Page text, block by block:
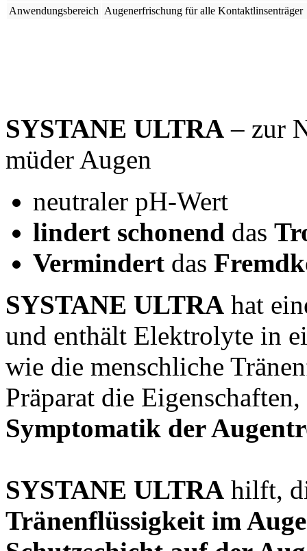
Anwendungsbereich Augenerfrischung für alle Kontaktlinsenträger
SYSTANE ULTRA – zur
müder Augen
neutraler pH-Wert
lindert schonend das
Vermindert das
SYSTANE ULTRA hat
und enthält Elektrolyte in
wie die menschliche
Präparat die
Symptomatik der
SYSTANE ULTRA hilft,
Tränenflüssigkeit im